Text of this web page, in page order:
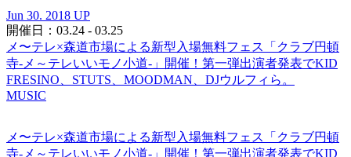
Jun 30. 2018 UP
開催日：03.24 - 03.25
メ〜テレ×森道市場による新型入場無料フェス「クラブ円頓
寺-メ～テレいいモノ小道-」開催！第一弾出演者発表でKID
FRESINO、STUTS、MOODMAN、DJウルフィら。
MUSIC
メ〜テレ×森道市場による新型入場無料フェス「クラブ円頓
寺-メ～テレいいモノ小道-」開催！第一弾出演者発表でKID